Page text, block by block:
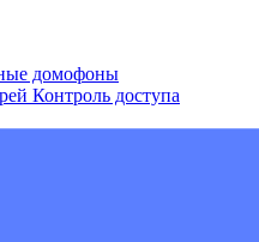
домофоны
Контроль доступа